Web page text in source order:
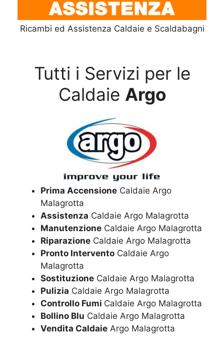
Ricambi ed Assistenza Caldaie e Scaldabagni
Tutti i Servizi per le
Caldaie Argo
Prima Accensione Caldaie Argo
Malagrotta
Assistenza Caldaie Argo Malagrotta
Manutenzione Caldaie Argo Malagrotta
Riparazione Caldaie Argo Malagrotta
Pronto Intervento Caldaie Argo
Malagrotta
Sostituzione Caldaie Argo Malagrotta
Pulizia Caldaie Argo Malagrotta
Controllo Fumi Caldaie Argo Malagrotta
Bollino Blu Caldaie Argo Malagrotta
Vendita Caldaie Argo Malagrotta